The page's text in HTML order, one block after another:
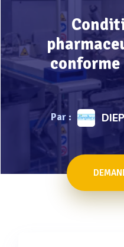
conforme
Par :